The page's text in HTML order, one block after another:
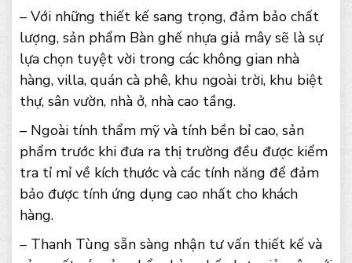
– Với những thiết kế sang trọng, đảm bảo chất
lượng, sản phẩm Bàn ghế nhựa giả mây sẽ là sự
lựa chọn tuyệt vời trong các không gian nhà
hàng, villa, quán cà phê, khu ngoài trời, khu biệt
thự, sân vườn, nhà ở, nhà cao tầng.
– Ngoài tính thẩm mỹ và tính bền bỉ cao, sản
phẩm trước khi đưa ra thị trường đều được kiểm
tra tỉ mỉ về kích thước và các tính năng để đảm
bảo được tính ứng dụng cao nhất cho khách
hàng.
– Thanh Tùng sẵn sàng nhận tư vấn thiết kế và